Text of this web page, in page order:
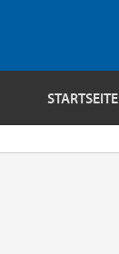
STARTSEITE